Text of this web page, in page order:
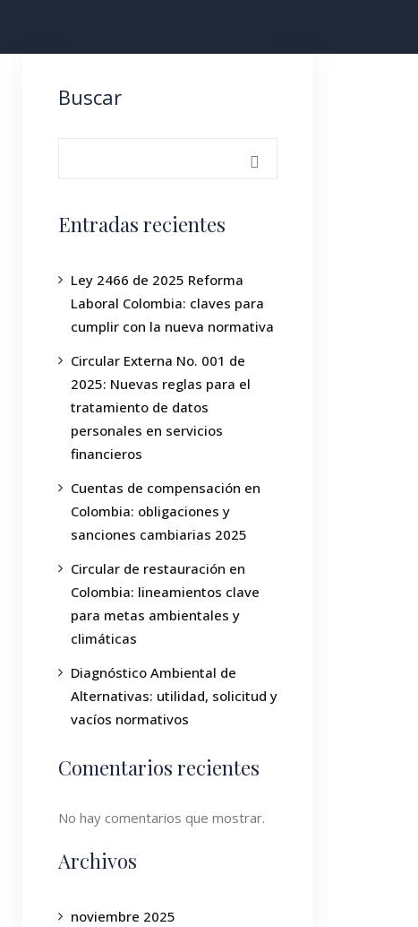
Buscar
Entradas recientes
Ley 2466 de 2025 Reforma
Laboral Colombia: claves para
cumplir con la nueva normativa
Circular Externa No. 001 de
2025: Nuevas reglas para el
tratamiento de datos
personales en servicios
financieros
Cuentas de compensación en
Colombia: obligaciones y
sanciones cambiarias 2025
Circular de restauración en
Colombia: lineamientos clave
para metas ambientales y
climáticas
Diagnóstico Ambiental de
Alternativas: utilidad, solicitud y
vacíos normativos
Comentarios recientes
No hay comentarios que mostrar.
Archivos
noviembre 2025